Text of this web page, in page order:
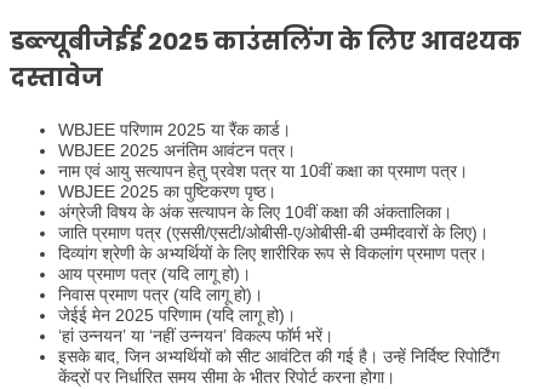
डब्ल्यूबीजेईई 2025 काउंसलिंग के लिए आवश्यक
दस्तावेज
WBJEE परिणाम 2025 या रैंक कार्ड।
WBJEE 2025 अनंतिम आवंटन पत्र।
नाम एवं आयु सत्यापन हेतु प्रवेश पत्र या 10वीं कक्षा का प्रमाण पत्र।
WBJEE 2025 का पुष्टिकरण पृष्ठ।
अंग्रेजी विषय के अंक सत्यापन के लिए 10वीं कक्षा की अंकतालिका।
जाति प्रमाण पत्र (एससी/एसटी/ओबीसी-ए/ओबीसी-बी उम्मीदवारों के लिए)।
दिव्यांग श्रेणी के अभ्यर्थियों के लिए शारीरिक रूप से विकलांग प्रमाण पत्र।
आय प्रमाण पत्र (यदि लागू हो)।
निवास प्रमाण पत्र (यदि लागू हो)।
जेईई मेन 2025 परिणाम (यदि लागू हो)।
‘हां उन्नयन’ या ‘नहीं उन्नयन’ विकल्प फॉर्म भरें।
इसके बाद, जिन अभ्यर्थियों को सीट आवंटित की गई है। उन्हें निर्दिष्ट रिपोर्टिंग
केंद्रों पर निर्धारित समय सीमा के भीतर रिपोर्ट करना होगा।